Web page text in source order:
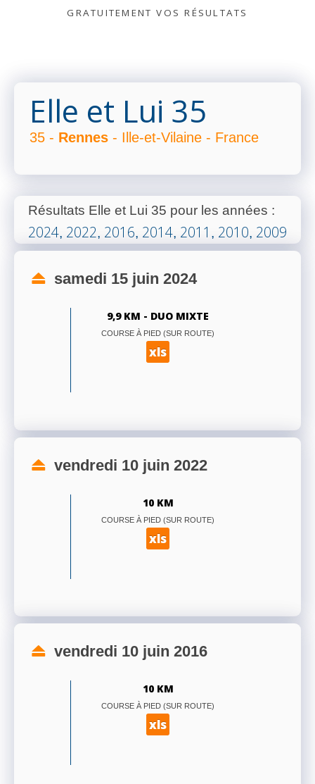
GRATUITEMENT VOS RÉSULTATS
Elle et Lui 35
35 - Rennes - Ille-et-Vilaine - France
Résultats Elle et Lui 35 pour les années :
2024, 2022, 2016, 2014, 2011 , 2010, 2009
samedi 15 juin 2024
9,9 KM - DUO MIXTE
COURSE À PIED (SUR ROUTE)
xls
vendredi 10 juin 2022
10 KM
COURSE À PIED (SUR ROUTE)
xls
vendredi 10 juin 2016
10 KM
COURSE À PIED (SUR ROUTE)
xls